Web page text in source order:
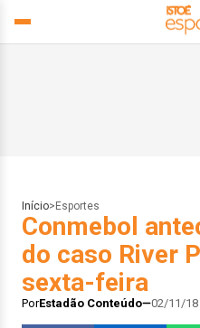
Início> Esportes
Conmebol
do caso River
sexta-feira
PorEstadão Conteúdo 02/11/18